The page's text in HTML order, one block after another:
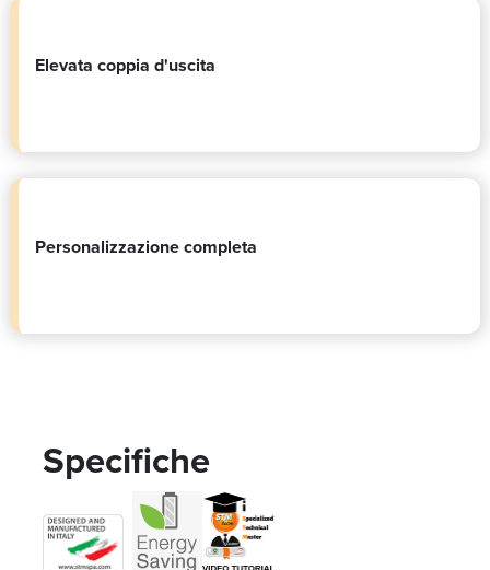
Elevata coppia d'uscita
Personalizzazione completa
Specifiche